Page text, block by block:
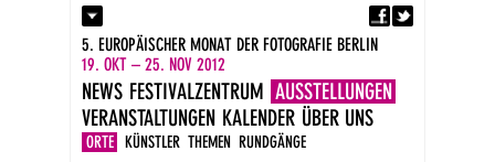
Kontakt
Presse
Impressum
DE
EN
5. EUROPÄISCHER MONAT DER FOTOGRAFIE BERLIN
19. OKT – 25. NOV 2012
NEWS FESTIVALZENTRUM AUSSTELLUNGEN
ORTE KÜNSTLER THEMEN RUNDGÄNGE
VERANSTALTUNGEN KALENDER ÜBER UNS